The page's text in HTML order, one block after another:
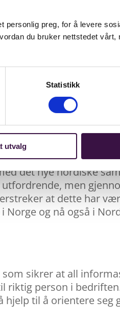
preg, for å levere
du bruker nettstedet vårt,
Statistikk
utvalg
å oppfylle dine
kan gjøres på ett
på ett sted.
og emballasje, og
Dette er
i Norge,
det nye nordiske
men
at dette har
og nå også i
sikrer at all
person i
til å orientere seg